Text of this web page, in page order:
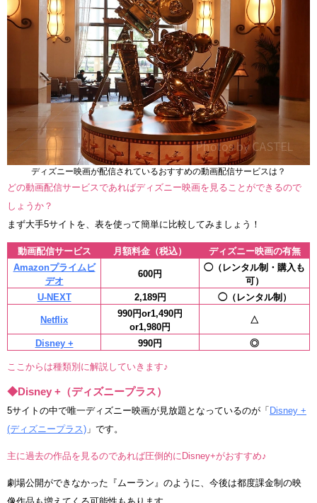
ディズニー映画が配信されているおすすめの動画配信サービスは？
どの動画配信サービスであればディズニー映画を見ることができるので
しょうか？
まず大手5サイトを、表を使って簡単に比較してみましょう！
動画配信サービス 月額料金（税込）
ディズニー映画の有無
Amazonプライムビ
デオ
600円
◯（レンタル制・購入も
可）
U-NEXT
2,189円 ◯（レンタル制）
Netflix
990円or1,490円
or1,980円
△
Disney + 990円 ◎
ここからは種類別に解説していきます♪
◆Disney +（ディズニープラス）
5サイトの中で唯一ディズニー映画が見放題となっているのが「Disney +
(ディズニープラス) 」です。
主に過去の作品を見るのであれば圧倒的にDisney+がおすすめ♪
劇場公開ができなかった『ムーラン』のように、今後は都度課金制の映